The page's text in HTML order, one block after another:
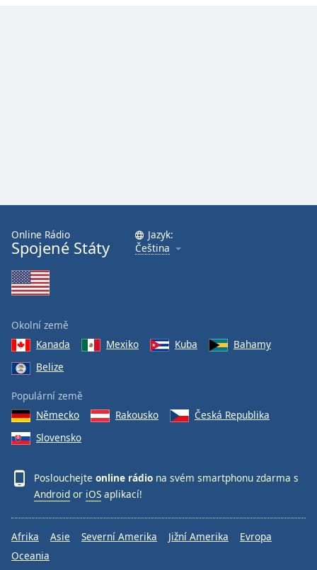
Online Rádio
Spojené Státy
Jazyk:
Čeština
Okolní země
Kanada
Mexiko Kuba
Bahamy
Belize
Populární země
Německo
Rakousko
Česká Republika
Slovensko
Poslouchejte online rádio na svém smartphonu zdarma s
Android or iOS aplikací!
Afrika Asie Severní Amerika Jižní Amerika
Evropa
Oceania